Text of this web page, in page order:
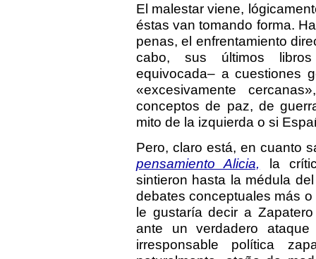
El malestar viene,
éstas van tomando forma.
penas, el enfrentamiento
cabo, sus últimos
equivocada– a cuestiones
«excesivamente
conceptos de paz, de
mito de la izquierda o si
Pero, claro está, en cuanto
pensamiento Alicia,
la
sintieron hasta la médula
debates conceptuales más
le gustaría decir a
ante un verdadero
irresponsable política